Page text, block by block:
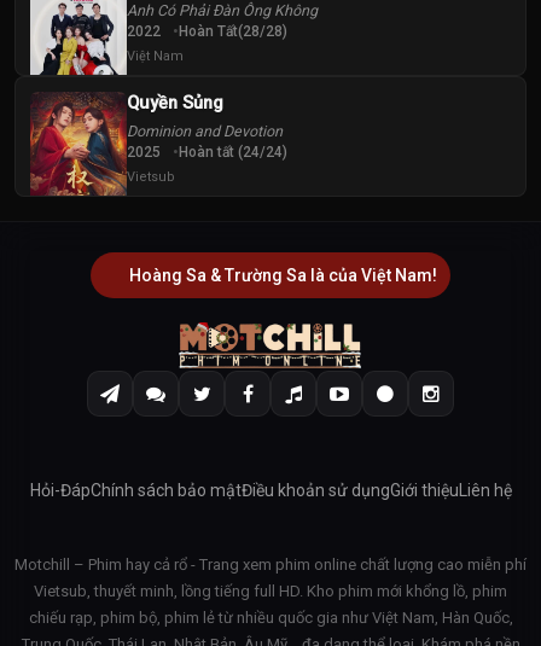
Anh Có Phải Đàn Ông Không
2022 Hoàn Tất(28/28)
Việt Nam
Quyền Sủng
Dominion and Devotion
2025 Hoàn tất (24/24)
Vietsub
Hoàng Sa & Trường Sa là của Việt Nam!
Hỏi-ĐápChính sách bảo mậtĐiều khoản sử dụngGiới thiệu Liên hệ
Motchill – Phim hay cả rổ - Trang xem phim online chất lượng cao miễn phí
Vietsub, thuyết minh, lồng tiếng full HD. Kho phim mới khổng lồ, phim
chiếu rạp, phim bộ, phim lẻ từ nhiều quốc gia như Việt Nam, Hàn Quốc,